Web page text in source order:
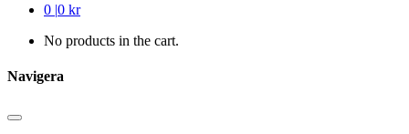
0 |0 kr
No products in the cart.
Navigera